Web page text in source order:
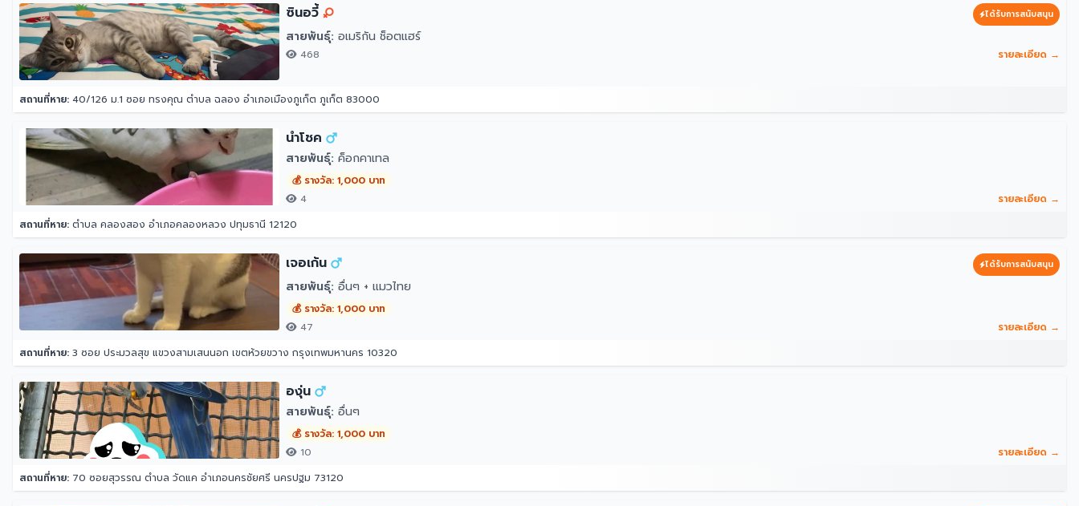
ซินอวี้ ได้รับการสนับสนุน
สายพันธุ์: อเมริกัน ช็อตแฮร์
468 รายละเอียด →
สถานที่หาย: 40/126 ม.1 ซอย ทรงคุณ ตำบล ฉลอง อำเภอเมืองภูเก็ต ภูเก็ต 83000
นำโชค
สายพันธุ์: ค็อกคาเทล
💰 รางวัล: 1,000 บาท
4
รายละเอียด →
สถานที่หาย: ตำบล คลองสอง อำเภอคลองหลวง ปทุมธานี 12120
เจอเก้น ได้รับการสนับสนุน
สายพันธุ์: อื่นๆ + แมวไทย
💰 รางวัล: 1,000 บาท
47
รายละเอียด →
สถานที่หาย: 3 ซอย ประมวลสุข แขวงสามเสนนอก เขตห้วยขวาง กรุงเทพมหานคร 10320
องุ่น
สายพันธุ์: อื่นๆ
💰 รางวัล: 1,000 บาท
10
รายละเอียด →
สถานที่หาย: 70 ซอยสุวรรณ ตำบล วัดแค อำเภอนครชัยศรี นครปฐม 73120